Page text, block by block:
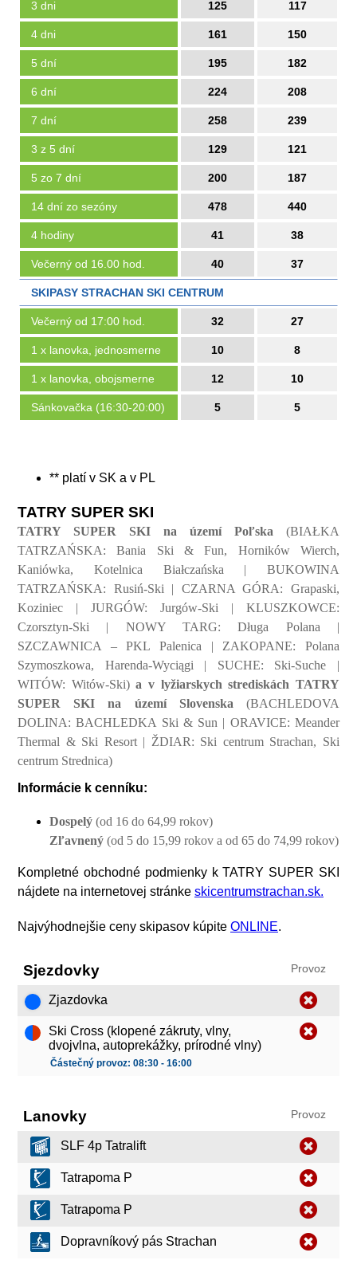
3 dni 125 117
4 dni 161 150
5 dní 195 182
6 dní 224 208
7 dní 258 239
3 z 5 dní 129 121
5 zo 7 dní 200 187
14 dní zo sezóny 478 440
4 hodiny 41 38
Večerný od 16.00 hod. 40 37
SKIPASY STRACHAN SKI CENTRUM
Večerný od 17:00 hod. 32 27
1 x lanovka, jednosmerne 10 8
1 x lanovka, obojsmerne 12 10
Sánkovačka (16:30-20:00) 5 5
** platí v SK a v PL
TATRY SUPER SKI
TATRY SUPER SKI na území Poľska (BIAŁKA
TATRZAŃSKA: Bania Ski & Fun, Horników Wierch,
Kaniówka, Kotelnica Białczańska | BUKOWINA
TATRZAŃSKA: Rusiń-Ski | CZARNA GÓRA: Grapaski,
Koziniec | JURGÓW: Jurgów-Ski | KLUSZKOWCE:
Czorsztyn-Ski | NOWY TARG: Długa Polana |
SZCZAWNICA – PKL Palenica | ZAKOPANE: Polana
Szymoszkowa, Harenda-Wyciągi | SUCHE: Ski-Suche |
WITÓW: Witów-Ski)a v lyžiarskych strediskách TATRY
SUPER SKI na území Slovenska (BACHLEDOVA
DOLINA: BACHLEDKA Ski & Sun | ORAVICE: Meander
Thermal & Ski Resort | ŽDIAR: Ski centrum Strachan, Ski
centrum Strednica)
Informácie k cenníku:
Dospelý (od 16 do 64,99 rokov)
Zľavnený (od 5 do 15,99 rokov a od 65 do 74,99 rokov)
Kompletné obchodné podmienky k TATRY SUPER SKI
nájdete na internetovej stránke skicentrumstrachan.sk.
Najvýhodnejšie ceny skipasov kúpite ONLINE.
Sjezdovky Provoz
Zjazdovka
Ski Cross (klopené zákruty, vlny,
dvojvlna, autoprekážky, prírodné vlny)
Částečný provoz: 08:30 - 16:00
Lanovky Provoz
SLF 4p Tatralift
Tatrapoma P
Tatrapoma P
Dopravníkový pás Strachan